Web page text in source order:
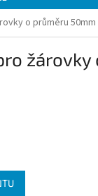
o průměru 50mm